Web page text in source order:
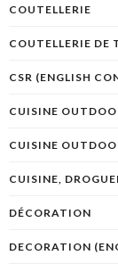
COUTELLERIE
COUTELLERIE DE
CSR (ENGLISH
CUISINE
CUISINE
CUISINE,
DÉCORATION
DECORATION